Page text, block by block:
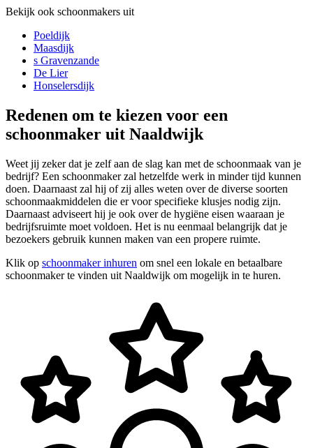
Bekijk ook schoonmakers uit
Poeldijk
Maasdijk
s Gravenzande
De Lier
Honselersdijk
Redenen om te kiezen voor een
schoonmaker uit Naaldwijk
Weet jij zeker dat je zelf aan de slag kan met de schoonmaak van je
bedrijf? Een schoonmaker zal hetzelfde werk in minder tijd kunnen
doen. Daarnaast zal hij of zij alles weten over de diverse soorten
schoonmaakmiddelen die er voor specifieke klusjes nodig zijn.
Daarnaast adviseert hij je ook over de hygiëne eisen waaraan je
bedrijfsruimte moet voldoen. Het is nu eenmaal belangrijk dat je
bezoekers gebruik kunnen maken van een propere ruimte.
Klik op schoonmaker inhuren om snel een lokale en betaalbare
schoonmaker te vinden uit Naaldwijk om mogelijk in te huren.